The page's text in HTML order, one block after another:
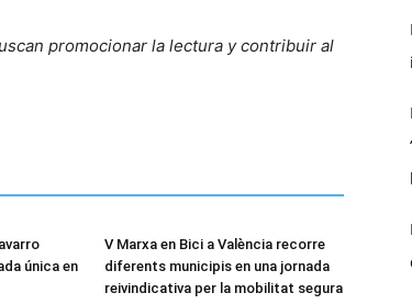
promocionar la lectura y contribuir al
única en
V Marxa en Bici a València recorre
diferents municipis en una jornada
reivindicativa per la mobilitat segura